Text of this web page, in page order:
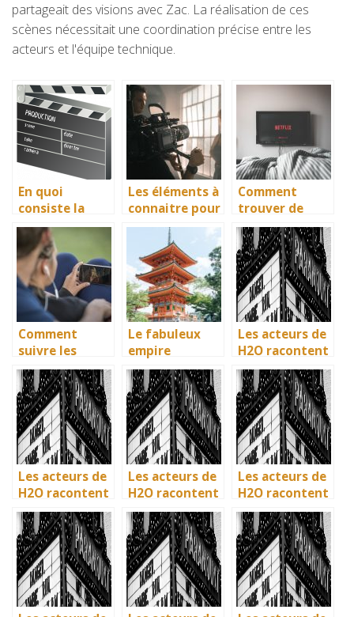
partageait des visions avec Zac. La réalisation de ces
scènes nécessitait une coordination précise entre les
acteurs et l'équipe technique.
En quoi
consiste la
cérémonie des
César?
Les éléments à
connaitre pour
devenir
comédien
Comment
trouver de
nouvelles idées
à regarder le
soir ?
Comment
suivre les
dernieres
actualites sur
les films?
Le fabuleux
empire
japonais et son
histoire
Les acteurs de
H2O racontent
: comment l’ile
de Mako a pris
vie en
Australie
Les acteurs de
H2O racontent
: comment l’ile
de Mako a pris
vie en
Australie
Les acteurs de
H2O racontent
: comment l’ile
de Mako a pris
vie en
Australie
Les acteurs de
H2O racontent
: comment l’ile
de Mako a pris
vie en
Australie